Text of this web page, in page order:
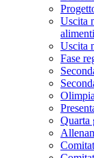
Uscita
Uscita
Fase
Quarta